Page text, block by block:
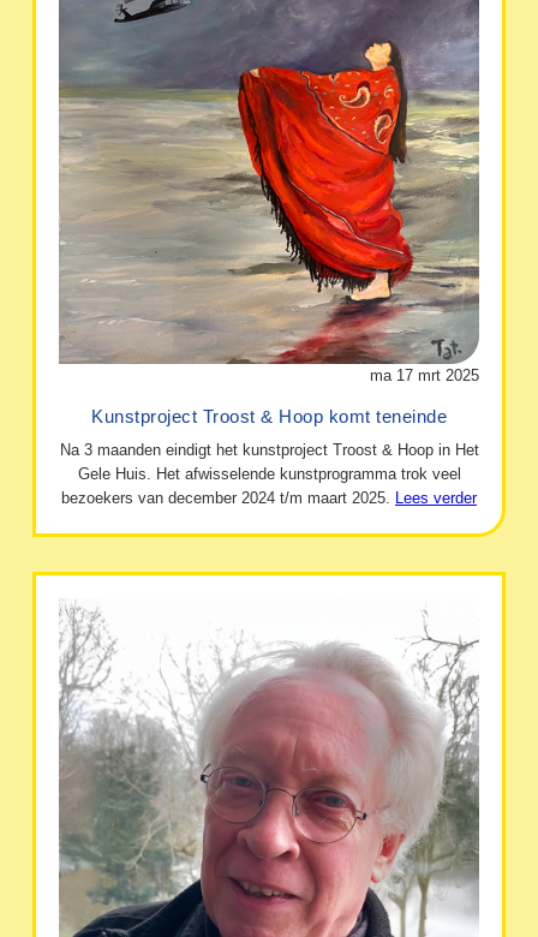
ma 17 mrt 2025
Kunstproject Troost & Hoop komt teneinde
Na 3 maanden eindigt het kunstproject Troost & Hoop in Het
Gele Huis. Het afwisselende kunstprogramma trok veel
bezoekers van december 2024 t/m maart 2025. Lees verder